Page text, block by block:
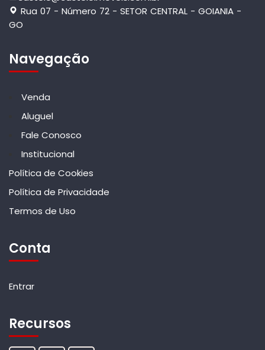
Rua 07 - Número 72 - SETOR CENTRAL - GOIANIA -
GO
Navegação
Venda
Aluguel
Fale Conosco
Institucional
Política de Cookies
Política de Privacidade
Termos de Uso
Conta
Entrar
Recursos